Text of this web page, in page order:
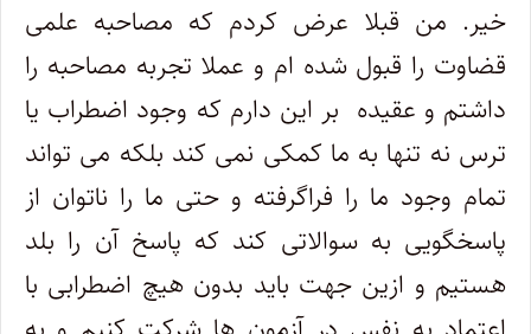
خیر. من قبلا عرض کردم که مصاحبه علمی
قضاوت را قبول شده ام و عملا تجربه مصاحبه را
داشتم و عقیده بر این دارم که وجود اضطراب یا
ترس نه تنها به ما کمکی نمی کند بلکه می تواند
تمام وجود ما را فراگرفته و حتی ما را ناتوان از
پاسخگویی به سوالاتی کند که پاسخ آن را بلد
هستیم و ازین جهت باید بدون هیچ اضطرابی با